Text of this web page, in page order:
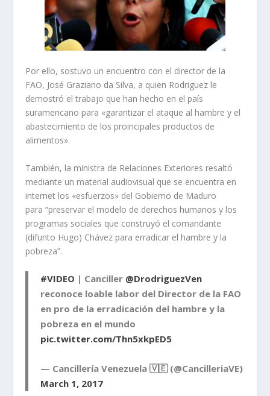
Por ello, sostuvo un encuentro con el director de la
FAO, José Graziano da Silva, a quien Rodriguez le
demostró el trabajo que han hecho en el país
suramericano para «garantizar el ataque al hambre y el
abastecimiento de los proincipales productos de
alimentos».
También, la ministra de Relaciones Exteriores resaltó
mediante un material audiovisual que se encuentra en
internet los «esfuerzos» del Gobierno de Maduro
para “preservar el modelo de derechos humanos y los
programas sociales que construyó el comandante
(difunto Hugo) Chávez para erradicar el hambre y la
pobreza”.
#VIDEO | Canciller @DrodriguezVen
reconoce loable labor del Director de la FAO
en pro de la erradicación del hambre y la
pobreza en el mundo
pic.twitter.com/Thn5xkpED5
— Cancillería Venezuela 🇻🇪 (@CancilleriaVE)
March 1, 2017